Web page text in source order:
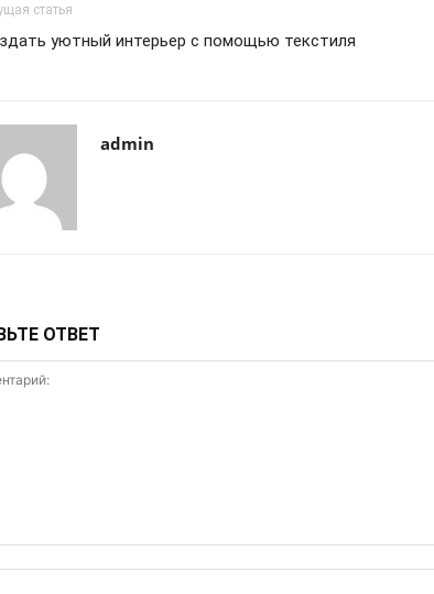
статья
уютный интерьер с помощью текстиля
admin
ОТВЕТ